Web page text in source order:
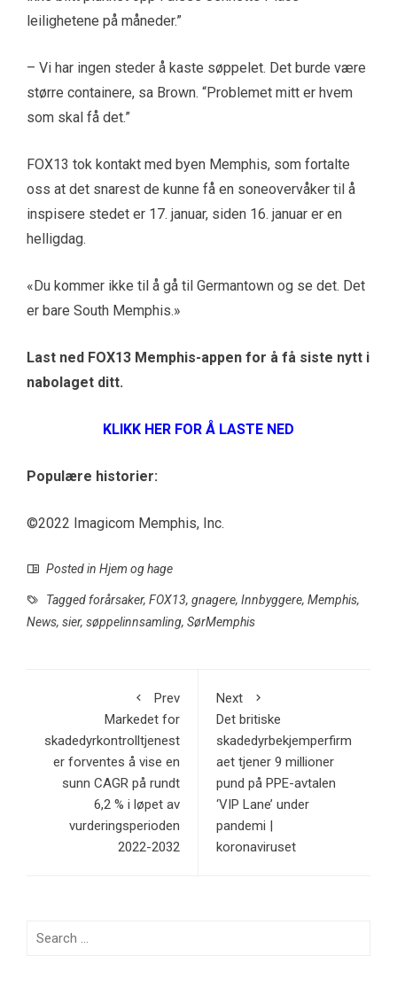
leilighetene på måneder.”
– Vi har ingen steder å kaste søppelet. Det burde være
større containere, sa Brown. “Problemet mitt er hvem
som skal få det.”
FOX13 tok kontakt med byen Memphis, som fortalte
oss at det snarest de kunne få en soneovervåker til å
inspisere stedet er 17. januar, siden 16. januar er en
helligdag.
«Du kommer ikke til å gå til Germantown og se det. Det
er bare South Memphis.»
Last ned FOX13 Memphis-appen for å få siste nytt i
nabolaget ditt.
KLIKK HER FOR Å LASTE NED
Populære historier:
©2022 Imagicom Memphis, Inc.
Posted in Hjem og hage
Tagged forårsaker, FOX13, gnagere, Innbyggere, Memphis,
News, sier, søppelinnsamling, SørMemphis
Prev
Markedet for
skadedyrkontrolltjenest
er forventes å vise en
sunn CAGR på rundt
6,2 % i løpet av
vurderingsperioden
2022-2032
Next
Det britiske
skadedyrbekjemperfirm
aet tjener 9 millioner
pund på PPE-avtalen
‘VIP Lane’ under
pandemi |
koronaviruset
Search